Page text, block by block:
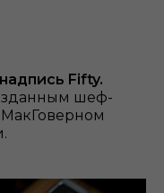
надпись Fifty.
шеф-